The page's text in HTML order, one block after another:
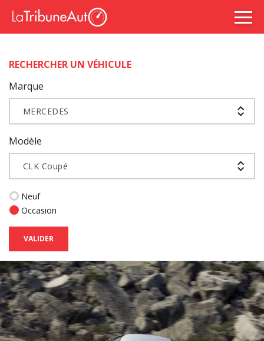
RECHERCHER UN VÉHICULE
Marque
MERCEDES
Modèle
CLK Coupé
Neuf
Occasion
VALIDER